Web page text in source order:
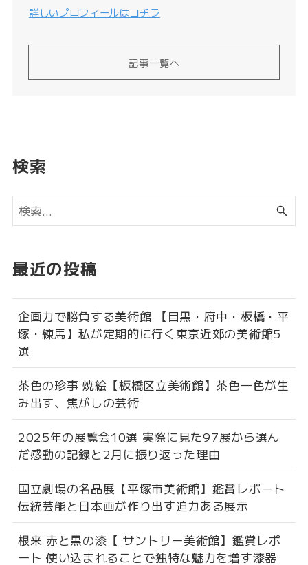
詳しいプロフィールはコチラ
記事一覧へ
検索
最近の投稿
企画力で勝負する美術館 【目黒・府中・板橋・平
塚・練馬】私が定期的に行く東京近郊の美術館5
選
茶色の珍事 焼絵【板橋区立美術館】茶色一色が生
み出す、焦がしの芸術
2025年の展覧会10選 実際に見た97展から選ん
だ感動の記録と2月に振り返った理由
国立劇場の名品展【平塚市美術館】鑑賞レポート
伝統芸能と日本画が作り出す迫力ある展示
根来 赤と黒の漆【 サントリー美術館】鑑賞レポ
ート 使い込まれることで独特な魅力を増す漆器